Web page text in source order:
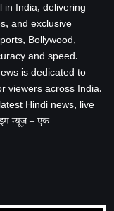
in India, delivering
and exclusive
Bollywood,
and speed.
is dedicated to
viewers across India.
Hindi news, live
न्यूज़ – एक